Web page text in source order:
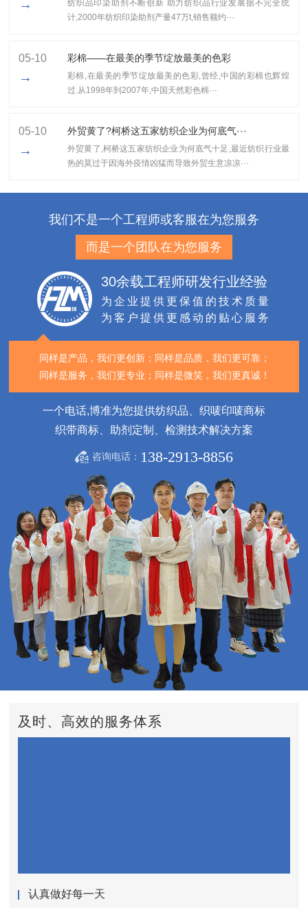
→
纺织品印染助剂不断创新 助力纺织品行业发展据不完全统
计,2000年纺织印染助剂产量47万t,销售额约···
05-10
→
彩棉——在最美的季节绽放最美的色彩
彩棉,在最美的季节绽放最美的色彩,曾经,中国的彩棉也辉煌
过.从1998年到2007年,中国天然彩色棉···
05-10
→
外贸黄了?柯桥这五家纺织企业为何底气···
外贸黄了,柯桥这五家纺织企业为何底气十足​,最近纺织行业最
热的莫过于因海外疫情凶猛而导致外贸生意凉凉···
我们不是一个工程师或客服在为您服务
而是一个团队在为您服务
30余载工程师研发行业经验
为企业提供更保值的技术质量
为客户提供更感动的贴心服务
同样是产品，我们更创新； 同样是品质，我们更可靠；
同样是服务，我们更专业； 同样是微笑，我们更真诚！
一个电话,博准为您提供纺织品、织唛印唛商标
织带商标、助剂定制、检测技术解决方案
咨询电话： 138-2913-8856
及时、高效的服务体系
认真做好每一天